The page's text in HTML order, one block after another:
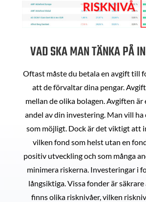
VAD SKA MAN TÄNKA PÅ
Oftast måste du betala en avgift till
att de förvaltar dina pengar.
mellan de olika bolagen. Avgiften
andel av din investering. Man vill ha
som möjligt. Dock är det viktigt att
vilken fond som helst utan en
positiv utveckling och som många
minimera riskerna. Investeringar i
långsiktiga. Vissa fonder är
finns olika risknivåer, vilken